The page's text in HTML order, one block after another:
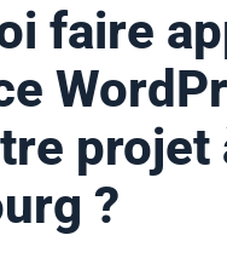
faire
projet
?